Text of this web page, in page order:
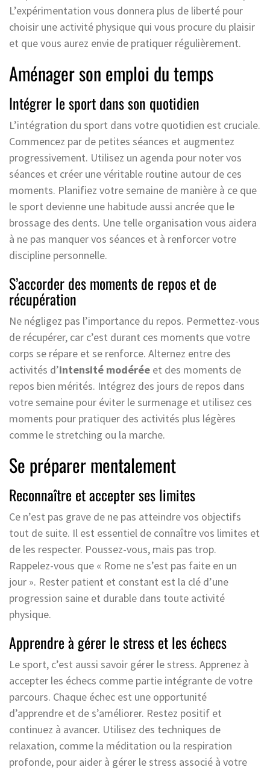
L’expérimentation vous donnera plus de liberté pour
choisir une activité physique qui vous procure du plaisir
et que vous aurez envie de pratiquer régulièrement.
Aménager son emploi du temps
Intégrer le sport dans son quotidien
L’intégration du sport dans votre quotidien est cruciale.
Commencez par de petites séances et augmentez
progressivement. Utilisez un agenda pour noter vos
séances et créer une véritable routine autour de ces
moments. Planifiez votre semaine de manière à ce que
le sport devienne une habitude aussi ancrée que le
brossage des dents. Une telle organisation vous aidera
à ne pas manquer vos séances et à renforcer votre
discipline personnelle.
S’accorder des moments de repos et de
récupération
Ne négligez pas l’importance du repos. Permettez-vous
de récupérer, car c’est durant ces moments que votre
corps se répare et se renforce. Alternez entre des
activités d’intensité modérée et des moments de
repos bien mérités. Intégrez des jours de repos dans
votre semaine pour éviter le surmenage et utilisez ces
moments pour pratiquer des activités plus légères
comme le stretching ou la marche.
Se préparer mentalement
Reconnaître et accepter ses limites
Ce n’est pas grave de ne pas atteindre vos objectifs
tout de suite. Il est essentiel de connaître vos limites et
de les respecter. Poussez-vous, mais pas trop.
Rappelez-vous que « Rome ne s’est pas faite en un
jour ». Rester patient et constant est la clé d’une
progression saine et durable dans toute activité
physique.
Apprendre à gérer le stress et les échecs
Le sport, c’est aussi savoir gérer le stress. Apprenez à
accepter les échecs comme partie intégrante de votre
parcours. Chaque échec est une opportunité
d’apprendre et de s’améliorer. Restez positif et
continuez à avancer. Utilisez des techniques de
relaxation, comme la méditation ou la respiration
profonde, pour aider à gérer le stress associé à votre